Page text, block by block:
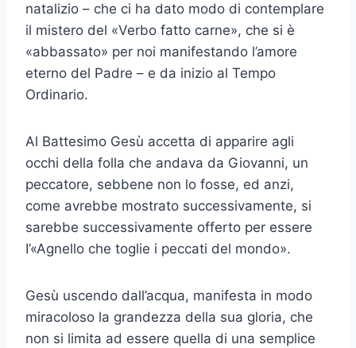
natalizio – che ci ha dato modo di contemplare
il mistero del «Verbo fatto carne», che si è
«abbassato» per noi manifestando l’amore
eterno del Padre – e da inizio al Tempo
Ordinario.
Al Battesimo Gesù accetta di apparire agli
occhi della folla che andava da Giovanni, un
peccatore, sebbene non lo fosse, ed anzi,
come avrebbe mostrato successivamente, si
sarebbe successivamente offerto per essere
I’«Agnello che toglie i peccati del mondo».
Gesù uscendo dall’acqua, manifesta in modo
miracoloso la grandezza della sua gloria, che
non si limita ad essere quella di una semplice